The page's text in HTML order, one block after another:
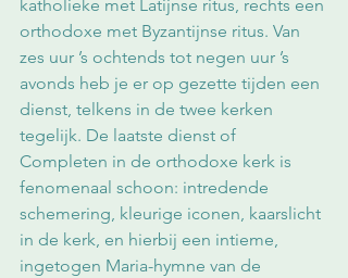
katholieke met Latijnse ritus, rechts een
orthodoxe met Byzantijnse ritus. Van
zes uur ’s ochtends tot negen uur ’s
avonds heb je er op gezette tijden een
dienst, telkens in de twee kerken
tegelijk. De laatste dienst of
Completen in de orthodoxe kerk is
fenomenaal schoon: intredende
schemering, kleurige iconen, kaarslicht
in de kerk, en hierbij een intieme,
ingetogen Maria-hymne van de